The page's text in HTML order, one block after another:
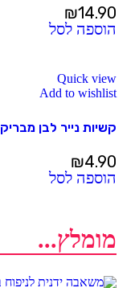
₪14.90
הוספה לסל
Quick view
Add to wishlist
קשיות נייר לבן מבריק 12 יח’
₪4.90
הוספה לסל
מומלץ...